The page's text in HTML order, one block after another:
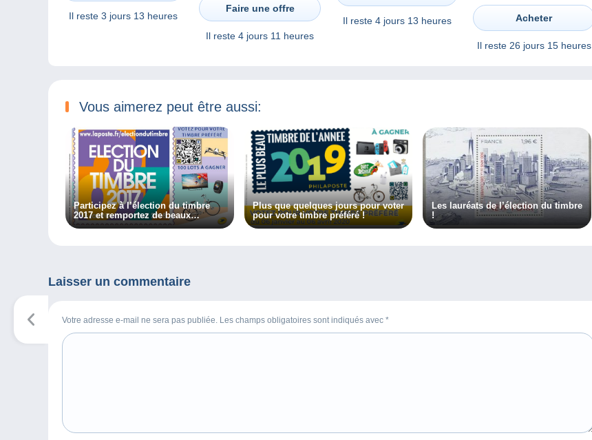
Il reste 3 jours 13 heures
Faire une offre
Il reste 4 jours 11 heures
Il reste 4 jours 13 heures Acheter
Il reste 26 jours 15 heures
Vous aimerez peut être aussi:
Participez à l’élection du timbre
2017 et remportez de beaux
cadeaux !
Plus que quelques jours pour voter
pour votre timbre préféré !
Les lauréats de l’élection du timbre
!
Laisser un commentaire
Votre adresse e-mail ne sera pas publiée. Les champs obligatoires sont indiqués avec *